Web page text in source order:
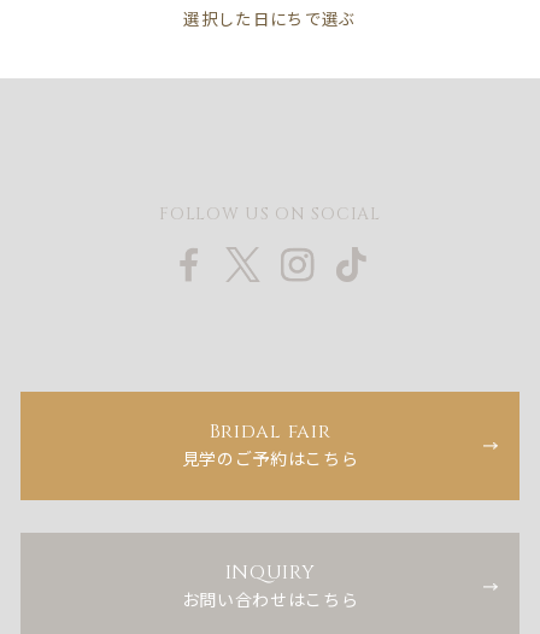
FOLLOW US ON SOCIAL
Bridal fair
見学のご予約はこちら
INQUIRY
お問い合わせはこちら